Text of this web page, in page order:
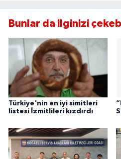
Bunlar da ilginizi
Türkiye'nin en iyi simitleri
listesi İzmitlileri kızdırdı